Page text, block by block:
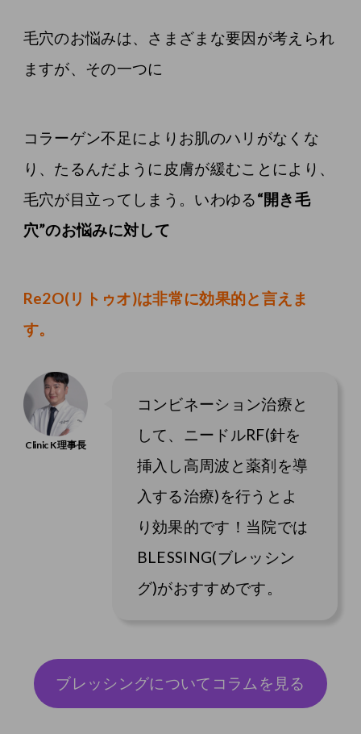
毛穴のお悩みは、さまざまな要因が考えられ
ますが、その一つに
コラーゲン不足によりお肌のハリがなくな
り、たるんだように皮膚が緩むことにより、
毛穴が目立ってしまう。いわゆる“開き毛
穴”のお悩みに対して
Re2O(リトゥオ)は非常に効果的と言えま
す。
コンビネーション治療と
して、ニードルRF(針を
挿入し高周波と薬剤を導
入する治療)を行うとよ
り効果的です！当院では
BLESSING(ブレッシン
グ)がおすすめです。
ブレッシングについてコラムを見る